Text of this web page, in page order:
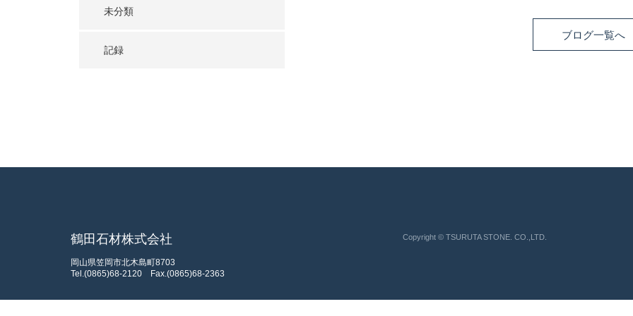
ブログ一覧へ
未分類
記録
鶴田石材株式会社
岡山県笠岡市北木島町8703
Tel.(0865)68-2120
Fax.(0865)68-2363
Copyright © TSURUTA STONE. CO.,LTD.